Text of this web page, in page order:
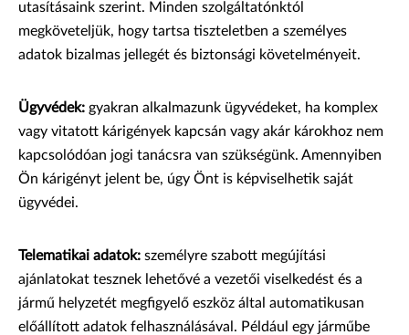
utasításaink szerint. Minden szolgáltatónktól
megköveteljük, hogy tartsa tiszteletben a személyes
adatok bizalmas jellegét és biztonsági követelményeit.
Ügyvédek: gyakran alkalmazunk ügyvédeket, ha komplex
vagy vitatott kárigények kapcsán vagy akár károkhoz nem
kapcsolódóan jogi tanácsra van szükségünk. Amennyiben
Ön kárigényt jelent be, úgy Önt is képviselhetik saját
ügyvédei.
Telematikai adatok: személyre szabott megújítási
ajánlatokat tesznek lehetővé a vezetői viselkedést és a
jármű helyzetét megfigyelő eszköz által automatikusan
előállított adatok felhasználásával. Például egy járműbe